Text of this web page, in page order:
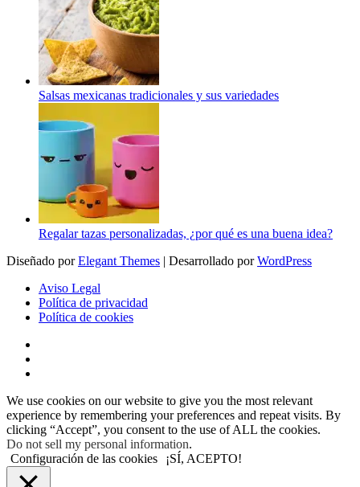
Salsas mexicanas tradicionales y sus variedades
Regalar tazas personalizadas, ¿por qué es una buena idea?
Diseñado porElegant Themes | Desarrollado porWordPress
Aviso Legal
Política de privacidad
Política de cookies
We use cookies on our website to give you the most relevant
experience by remembering your preferences and repeat visits. By
clicking “Accept”, you consent to the use of ALL the cookies.
Do not sell my personal information.
Configuración de las cookies
¡SÍ, ACEPTO!